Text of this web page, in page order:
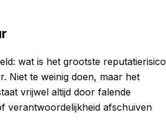
wat is het grootste reputatierisico
Niet te weinig doen, maar het
vrijwel altijd door falende
verantwoordelijkheid afschuiven